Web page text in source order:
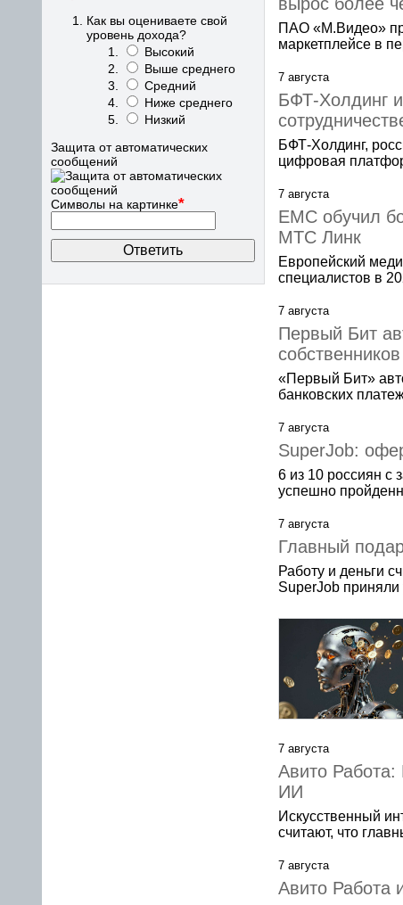
ПАО «М.Видео»
маркетплейсе в
7 августа
БФТ-Холдинг
БФТ-Холдинг,
цифровая
7 августа
EMC обучил
МТС Линк
Европейский
специалистов в
7 августа
Первый Бит
«Первый Бит»
банковских
7 августа
SuperJob:
6 из 10 россиян с
успешно
7 августа
Главный
Работу и деньги
SuperJob приняли
7 августа
Авито Работа:
ИИ
Искусственный
считают, что
7 августа
Авито Работа
Как вы оцениваете свой
уровень дохода?
Высокий
Выше среднего
Средний
Ниже среднего
Низкий
Защита от автоматических
сообщений
Символы на картинке*